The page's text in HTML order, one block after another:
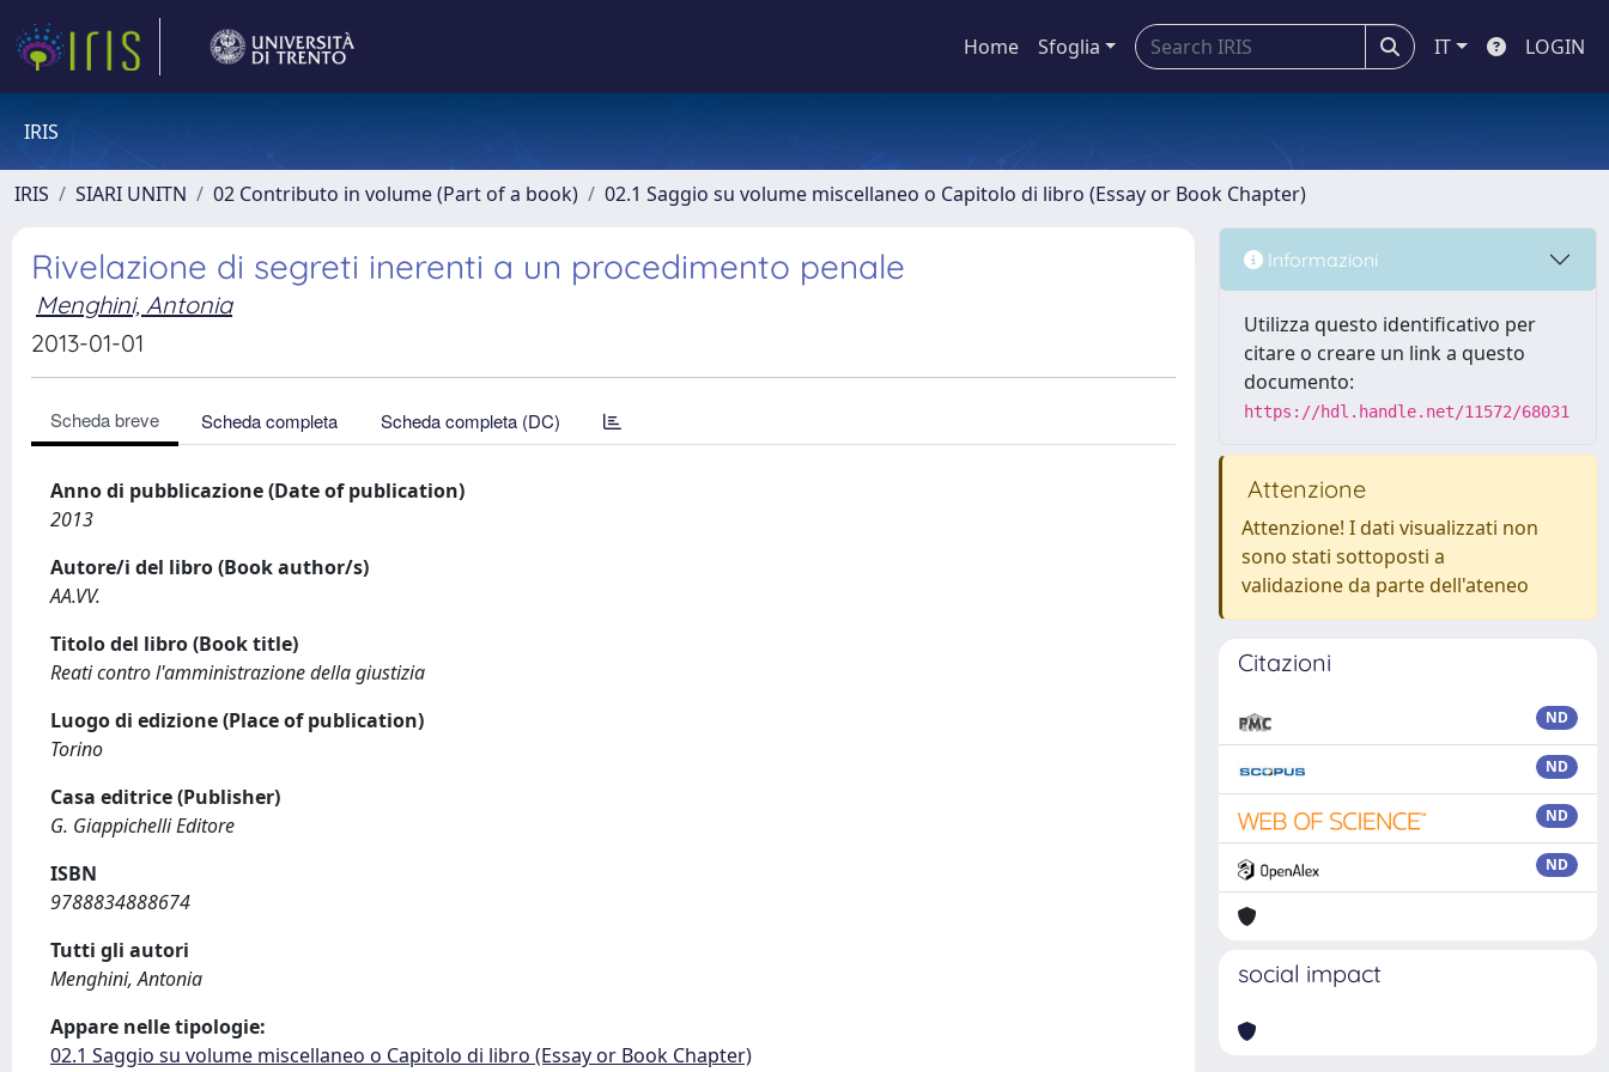
Home Sfoglia IT LOGIN
IRIS
IRIS SIARI UNITN 02 Contributo in volume (Part of a book) 02.1 Saggio su volume miscellaneo o Capitolo di libro (Essay or Book Chapter)
Rivelazione di segreti inerenti a un procedimento penale
Menghini, Antonia
2013-01-01
Scheda breve Scheda completa Scheda completa (DC)
Anno di pubblicazione (Date of publication)
2013
Autore/i del libro (Book author/s)
AA.VV.
Titolo del libro (Book title)
Reati contro l'amministrazione della giustizia
Luogo di edizione (Place of publication)
Torino
Casa editrice (Publisher)
G. Giappichelli Editore
ISBN
9788834888674
Tutti gli autori
Menghini, Antonia
Appare nelle tipologie:
02.1 Saggio su volume miscellaneo o Capitolo di libro (Essay or Book Chapter)
Informazioni
Utilizza questo identificativo per
citare o creare un link a questo
documento:
https://hdl.handle.net/11572/68031
Attenzione
Attenzione! I dati visualizzati non
sono stati sottoposti a
validazione da parte dell'ateneo
Citazioni
ND
ND
ND
ND
social impact